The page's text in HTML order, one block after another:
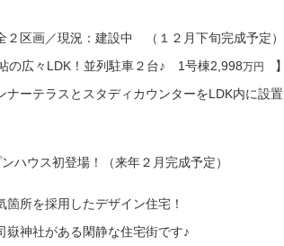
２区画／現況：建設中 （１２月下旬完成予定）
の広々LDK！並列駐車２台♪ 1号棟2,998万円
ナーテラスとスタディカウンターをLDK内に設
ハウス初登場！（来年２月完成予定）
箇所を採用したデザイン住宅！
嶽神社がある閑静な住宅街です♪